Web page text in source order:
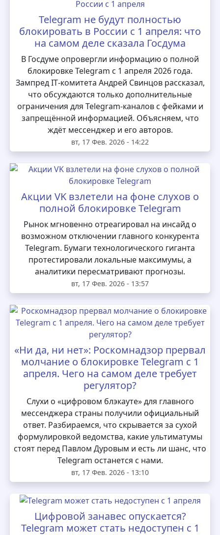
Telegram не будут полностью
блокировать в России с 1 апреля: что
на самом деле сказала Госдума
В Госдуме опровергли информацию о полной
блокировке Telegram с 1 апреля 2026 года.
Зампред IT‑комитета Андрей Свинцов рассказал,
что обсуждаются только дополнительные
ограничения для Telegram‑каналов с фейками и
запрещённой информацией. Объясняем, что
ждёт мессенджер и его авторов.
вт, 17 Фев. 2026 - 14:22
Акции VK взлетели на фоне слухов о
полной блокировке Telegram
Рынок мгновенно отреагировал на инсайд о
возможном отключении главного конкурента
Telegram. Бумаги технологического гиганта
протестировали локальные максимумы, а
аналитики пересматривают прогнозы.
вт, 17 Фев. 2026 - 13:57
«Ни да, ни нет»: Роскомнадзор прервал
молчание о блокировке Telegram с 1
апреля. Чего на самом деле требует
регулятор?
Слухи о «цифровом блэкауте» для главного
мессенджера страны получили официальный
ответ. Разбираемся, что скрывается за сухой
формулировкой ведомства, какие ультиматумы
стоят перед Павлом Дуровым и есть ли шанс, что
Telegram останется с нами.
вт, 17 Фев. 2026 - 13:10
Цифровой занавес опускается?
Telegram может стать недоступен с 1